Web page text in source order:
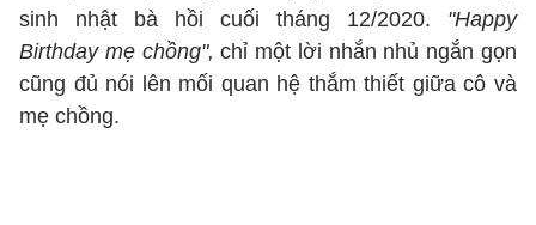
sinh nhật bà hồi cuối tháng 12/2020. "Happy
Birthday mẹ chồng",chỉ một lời nhắn nhủ ngắn gọn
cũng đủ nói lên mối quan hệ thắm thiết giữa cô và
mẹ chồng.